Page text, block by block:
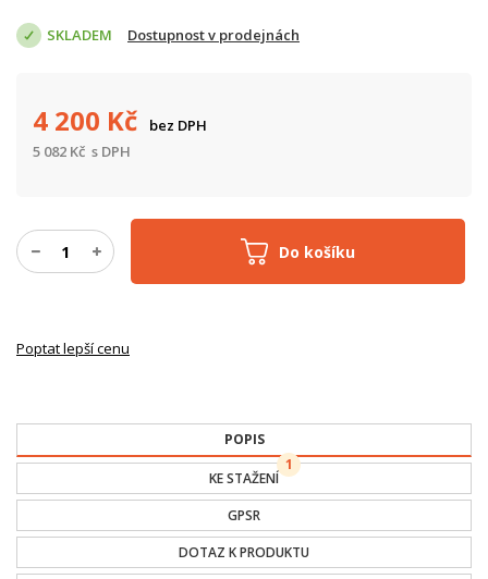
SKLADEM Dostupnost v prodejnách
Do košíku
4 200 Kč
bez DPH
5 082 Kč s DPH
Poptat lepší cenu
POPIS
KE STAŽENÍ
1
GPSR
DOTAZ K PRODUKTU